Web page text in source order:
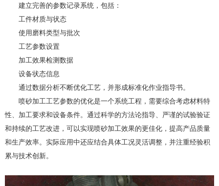
建立完善的参数记录系统，包括：
工件材质与状态
使用磨料类型与批次
工艺参数设置
加工效果检测数据
设备状态信息
通过数据分析不断优化工艺，并形成标准化作业指导书。
喷砂加工工艺参数的优化是一个系统工程，需要综合考虑材料特
性、加工要求和设备条件。通过科学的方法论指导、严谨的试验验证
和持续的工艺改进，可以实现喷砂加工效果的更佳化，提高产品质量
和生产效率。实际应用中还应结合具体工况灵活调整，并注重经验积
累与技术创新。